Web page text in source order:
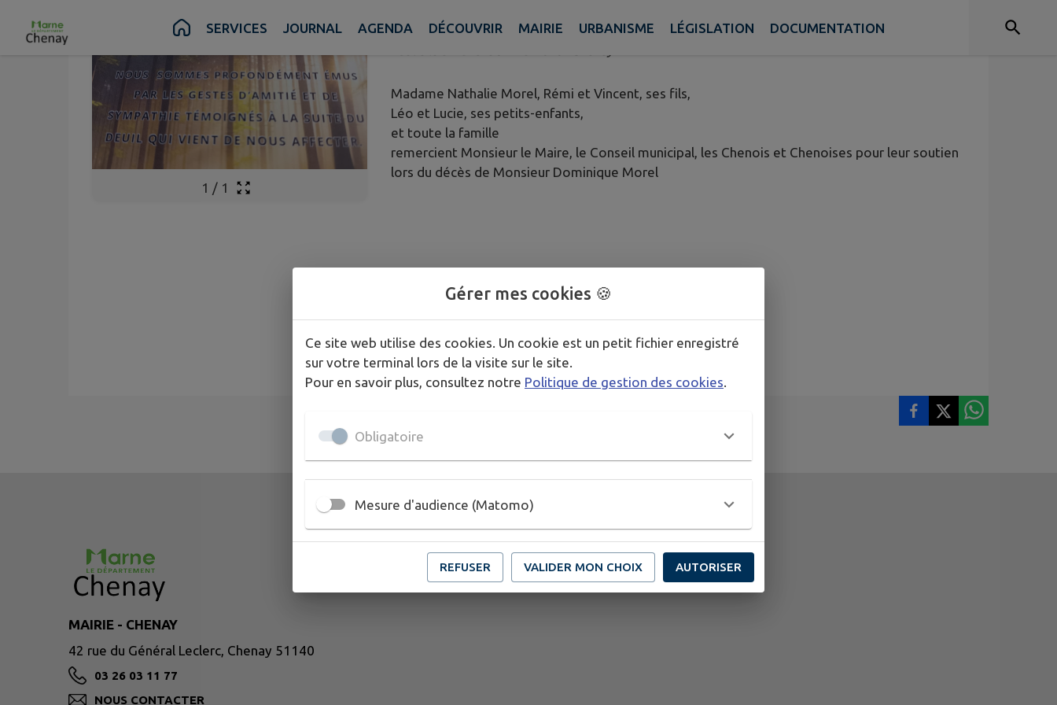
Contenu Recherche Pied de page
SERVICES JOURNAL AGENDA DÉCOUVRIR MAIRIE URBANISME LÉGISLATION DOCUMENTATION
1 / 1
MOREL
Madame Nathalie Morel, Rémi et Vincent, ses fils,
Léo et Lucie, ses petits-enfants,
et toute la famille
remercient Monsieur le Maire, le Conseil municipal, les Chenois et Chenoises pour leur soutien
lors du décès de Monsieur Dominique Morel
MAIRIE - CHENAY
42 rue du Général Leclerc, Chenay 51140
03 26 03 11 77
NOUS CONTACTER
Gérer mes cookies 🍪
Ce site web utilise des cookies. Un cookie est un petit fichier enregistré
sur votre terminal lors de la visite sur le site.
Pour en savoir plus, consultez notre Politique de gestion des cookies.
Obligatoire
Mesure d'audience (Matomo)
REFUSER VALIDER MON CHOIX AUTORISER